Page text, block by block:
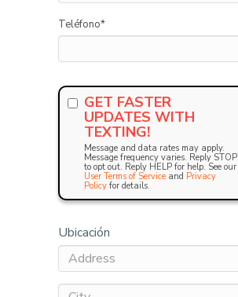
Teléfono*
GET FASTER
UPDATES WITH
TEXTING!
Message and data rates may apply.
Message frequency varies. Reply STOP
to opt out. Reply HELP for help. See our
User Terms of Service and Privacy
Policy for details.
Ubicación